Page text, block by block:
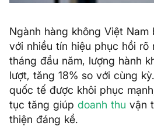
Ngành hàng không Việt
với nhiều tín hiệu phục hồi rõ
tháng đầu năm, lượng hành
lượt, tăng 18% so với cùng
quốc tế được khôi phục
tục tăng giúp doanh thu vận
thiện đáng kể.